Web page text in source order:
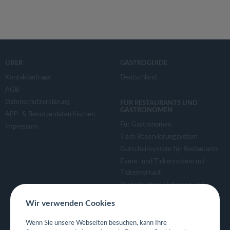
ÜBER
Kontaktanfrage
AGB
Datenschutzerklärung
APP- & Benutzerdaten löschen
Impressum
GASTROGUIDE
Deutschland
FÜR RESTAURANTS UND
GASTRONOMEN
Für Gastronomen
Tisch Reservierungsystem
Gutscheinsystem für Restaurants
Event- und Ticketsystem mit
Ticketverkauf
Bestellsystem Lieferung und
Eigene App für Restaurant
Wir verwenden Cookies
Wenn Sie unsere Webseiten besuchen, kann Ihre